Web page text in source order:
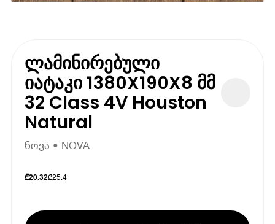
ლამინირებული
იატაკი 1380X190X8 მმ
32 Class 4V Houston
Natural
ნოვა • NOVA
₾20.32₾25.4